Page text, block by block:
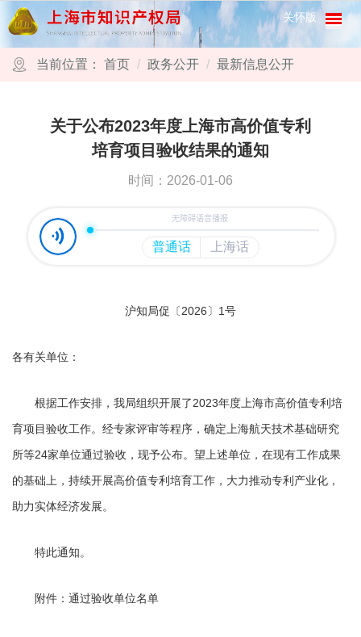
跳转到网站导航区 跳转到主要内容区域 关怀版
当前位置： 首页 政务公开 最新信息公开
关于公布2023年度上海市高价值专利
培育项目验收结果的通知
时间：2026-01-06
沪知局促〔2026〕1号
各有关单位：
根据工作安排，我局组织开展了2023年度上海市高价值专利培
育项目验收工作。经专家评审等程序，确定上海航天技术基础研究
所等24家单位通过验收，现予公布。望上述单位，在现有工作成果
的基础上，持续开展高价值专利培育工作，大力推动专利产业化，
助力实体经济发展。
特此通知。
附件：通过验收单位名单